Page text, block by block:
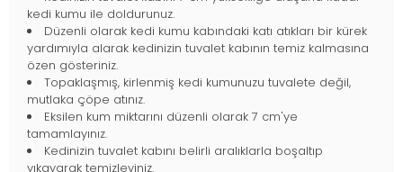
kedi kumu ile doldurunuz.
Düzenli olarak kedi kumu kabındaki katı atıkları bir kürek
yardımıyla alarak kedinizin tuvalet kabının temiz kalmasına
özen gösteriniz.
Topaklaşmış, kirlenmiş kedi kumunuzu tuvalete değil,
mutlaka çöpe atınız.
Eksilen kum miktarını düzenli olarak 7 cm'ye
tamamlayınız.
Kedinizin tuvalet kabını belirli aralıklarla boşaltıp
yıkayarak temizleyiniz.